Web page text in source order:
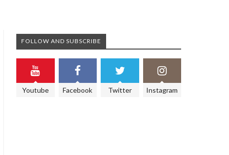
FOLLOW AND SUBSCRIBE
Youtube Facebook Twitter Instagram